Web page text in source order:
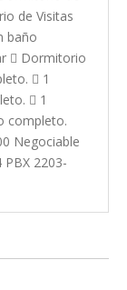
de Visitas
baño
 Dormitorio
 1
 1
completo.
Negociable
2203-